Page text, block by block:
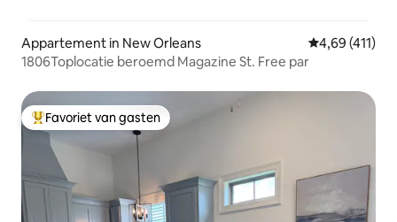
Appartement in New Orleans Gemiddelde
4,69 (411)
1806Toplocatie beroemd Magazine St. Free par
Topfavoriet van gasten
Favoriet van gasten